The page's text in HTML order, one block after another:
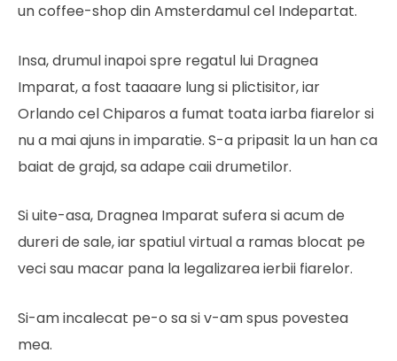
un coffee-shop din Amsterdamul cel Indepartat.
Insa, drumul inapoi spre regatul lui Dragnea
Imparat, a fost taaaare lung si plictisitor, iar
Orlando cel Chiparos a fumat toata iarba fiarelor si
nu a mai ajuns in imparatie. S-a pripasit la un han ca
baiat de grajd, sa adape caii drumetilor.
Si uite-asa, Dragnea Imparat sufera si acum de
dureri de sale, iar spatiul virtual a ramas blocat pe
veci sau macar pana la legalizarea ierbii fiarelor.
Si-am incalecat pe-o sa si v-am spus povestea
mea.